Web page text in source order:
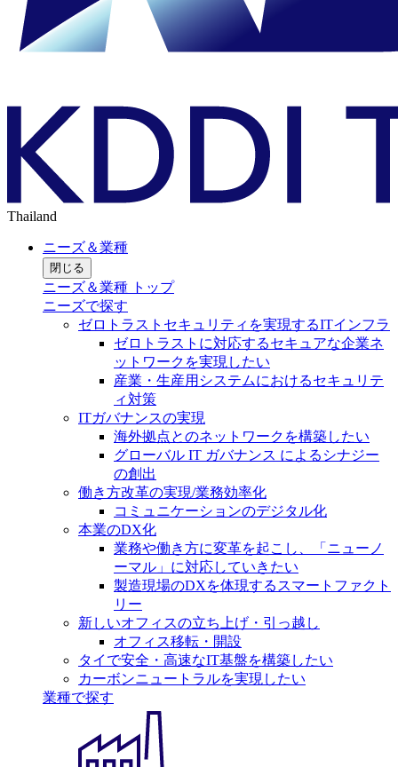
Thailand
ニーズ＆業種
閉じる
ニーズ＆業種 トップ
ニーズで探す
ゼロトラストセキュリティを実現するITインフラ
ゼロトラストに対応するセキュアな企業ネ
ットワークを実現したい
産業・生産用システムにおけるセキュリテ
ィ対策
ITガバナンスの実現
海外拠点とのネットワークを構築したい
グローバル IT ガバナンス によるシナジー
の創出
働き方改革の実現/業務効率化
コミュニケーションのデジタル化
本業のDX化
業務や働き方に変革を起こし、「ニューノ
ーマル」に対応していきたい
製造現場のDXを体現するスマートファクト
リー
新しいオフィスの立ち上げ・引っ越し
オフィス移転・開設
タイで安全・高速なIT基盤を構築したい
カーボンニュートラルを実現したい
業種で探す